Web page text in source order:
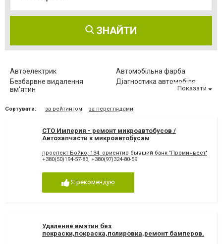
ЗНАЙТИ
Автоелектрик
Автомобільна фарба
Безбарвне видалення
вм'ятин
Діагностика автомобіля
Заправка автокондиціонерів
Комп'ютерна діагностика
Ремонт МКПП
Ремонт автомобілів
Ремонт бамперів
Ремонт вантажних авто
Ремонт двигуна
Ремонт кузова
Ремонт легкових авто
Ремонт стартерів та
Фарбування кузова
Показати
Сортувати: за рейтингом за переглядами
СТО Империя - ремонт микроавтобусов /
Автозапчасти к микроавтобусам
проспект Бойко, 134, ориентир бывший банк "Проминвест"
+380(50)194-57-83, +380(97)324-80-59
Я рекомендую
Удаление вмятин без
покраски,покраска,полировка,ремонт бамперов.